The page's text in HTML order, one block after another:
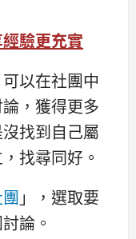
驗更充實
以在社團中
，獲得更多
找到自己屬
找尋同好。
」，選取要
論。